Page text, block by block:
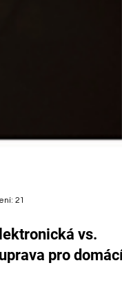
vs.
pro domácí